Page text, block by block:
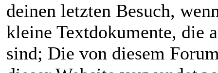
deinen letzten Besuch,
kleine Textdokumente, die
sind; Die von diesem